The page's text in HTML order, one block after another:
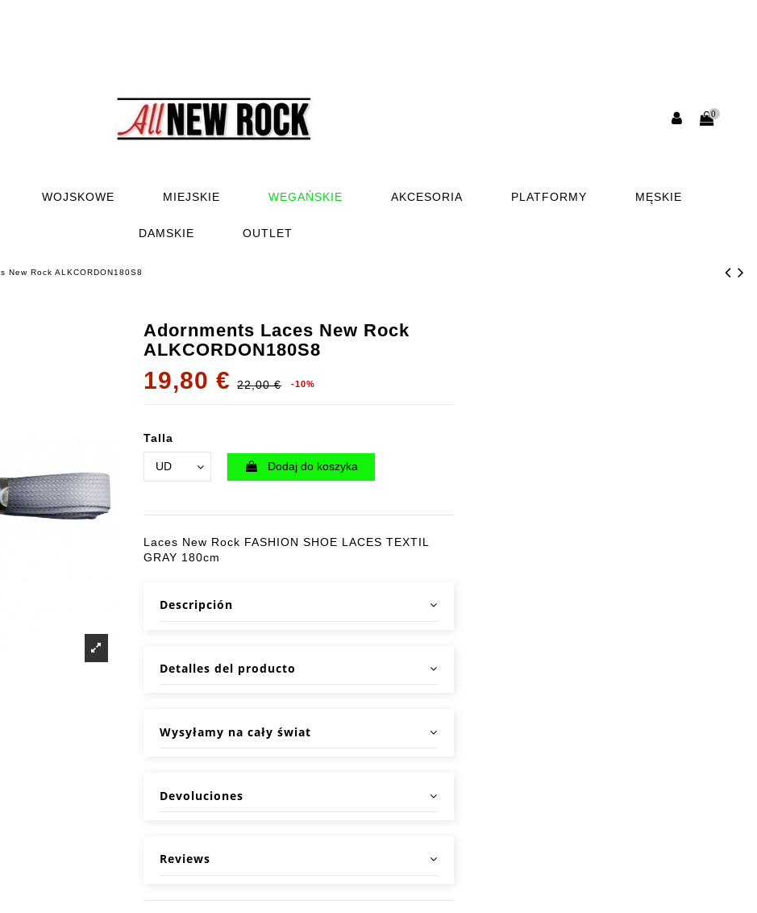
0
WOJSKOWE MIEJSKIE WEGAŃSKIE AKCESORIA PLATFORMY MĘSKIE
DAMSKIE OUTLET
New Rock ALKCORDON180S8
Adornments Laces New Rock
ALKCORDON180S8
19,80 € 22,00 € -10%
Talla
Dodaj do koszyka
Laces New Rock FASHION SHOE LACES TEXTIL
GRAY 180cm
Descripción
Detalles del producto
Wysyłamy na cały świat
Devoluciones
Reviews